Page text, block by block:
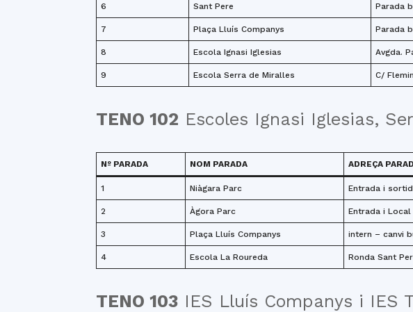
6 Sant Pere Parada
7 Plaça Lluís Companys Parada
8 Escola Ignasi Iglesias Avgda.
9 Escola Serra de Miralles C/
TENO 102 Escoles Ignasi Iglesias,
Nº PARADA NOM PARADA ADREÇA
1 Niàgara Parc Entrada i
2 Àgora Parc Entrada i
3 Plaça Lluís Companys intern – canvi
4 Escola La Roureda Ronda Sant
TENO 103 IES Lluís Companys i IES